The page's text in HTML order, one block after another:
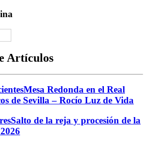
Artículos
Mesa Redonda en el Real
de Sevilla – Rocío Luz de Vida
Salto de la reja y procesión de la